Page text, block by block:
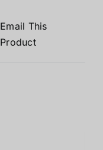
Email This
Product